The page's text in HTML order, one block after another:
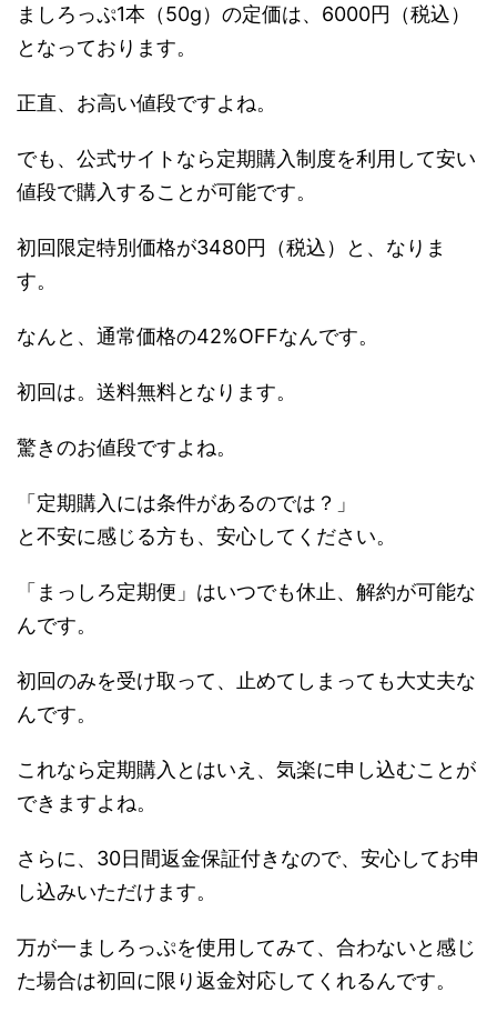
ましろっぷ1本（50g）の定価は、6000円（税込）
となっております。
正直、お高い値段ですよね。
でも、公式サイトなら定期購入制度を利用して安い
値段で購入することが可能です。
初回限定特別価格が3480円（税込）と、なりま
す。
なんと、通常価格の42%OFFなんです。
初回は。送料無料となります。
驚きのお値段ですよね。
「定期購入には条件があるのでは？」
と不安に感じる方も、安心してください。
「まっしろ定期便」はいつでも休止、解約が可能な
んです。
初回のみを受け取って、止めてしまっても大丈夫な
んです。
これなら定期購入とはいえ、気楽に申し込むことが
できますよね。
さらに、30日間返金保証付きなので、安心してお申
し込みいただけます。
万が一ましろっぷを使用してみて、合わないと感じ
た場合は初回に限り返金対応してくれるんです。